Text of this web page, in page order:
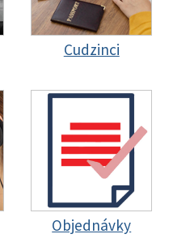
Cudzinci
Objednávky